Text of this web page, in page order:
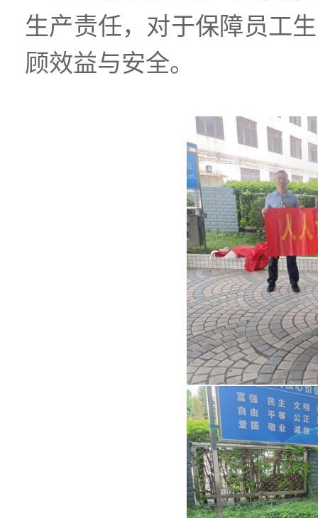
生产责任，对于保障员工
顾效益与安全。